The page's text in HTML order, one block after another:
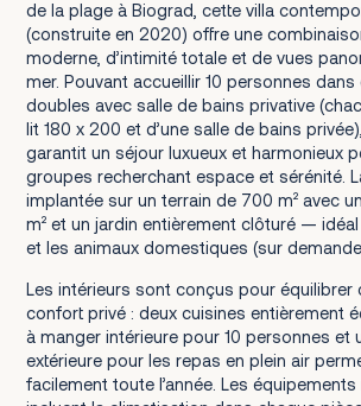
de la plage à Biograd, cette villa
(construite en 2020) offre une
moderne, d’intimité totale et de vues
mer. Pouvant accueillir 10 personnes
doubles avec salle de bains privative
lit 180 x 200 et d’une salle de bains
garantit un séjour luxueux et harmonieux
groupes recherchant espace et sérénité.
implantée sur un terrain de 700 m² avec
m² et un jardin entièrement clôturé —
et les animaux domestiques (sur
Les intérieurs sont conçus pour équilibrer
confort privé : deux cuisines entièrement
à manger intérieure pour 10 personnes et
extérieure pour les repas en plein air
facilement toute l’année. Les